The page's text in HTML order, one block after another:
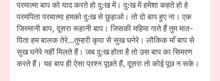
परमात्मा बाप को याद करते हो दु:ख में। दु:ख में हमेशा कहते हो हे
परमपिता परमात्मा हमको दु:ख से छुड़ाओ। तो दो बाप हुए ना। एक
जिस्मानी बाप, दूसरा रूहानी बाप। जिसकी महिमा गाते हैं तुम मात-
पिता हम बालक तेरे…तुम्हरी कृपा से सुख घनेरे। लौकिक माँ बाप से
सुख घनेरे नहीं मिलते हैं। जब दु:ख होता है तो उस बाप का सिमरण
करते हैं। यह बाप ही ऐसा प्रश्न पूछते हैं, दूसरा तो कोई पूछ न सके।